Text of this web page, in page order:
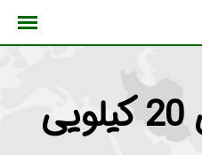
سبد پلاستیکی 20 کیلویی